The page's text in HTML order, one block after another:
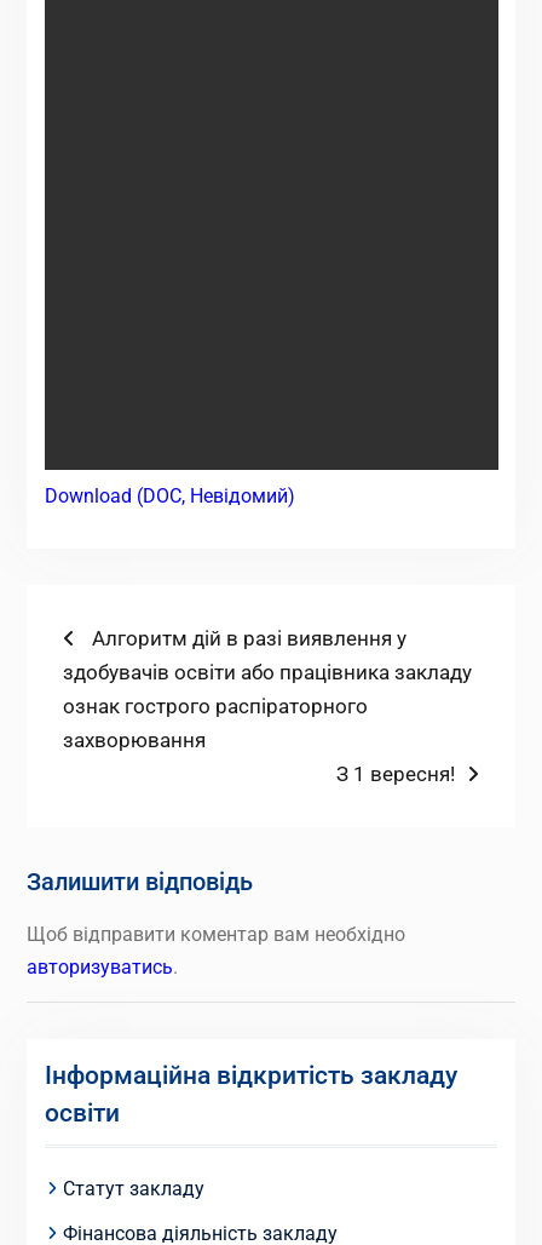
Download (DOC, Невідомий)
Навігація
записів
Попередній
запис:
Алгоритм дій в разі виявлення у
здобувачів освіти або працівника закладу
ознак гострого распіраторного
захворювання
Наступний
З 1 вересня!
Залишити відповідь
Щоб відправити коментар вам необхідно
авторизуватись.
Інформаційна відкритість закладу
освіти
Статут закладу
Фінансова діяльність закладу